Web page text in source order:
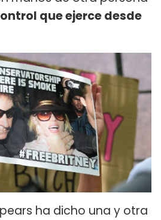
que ejerce desde
ha dicho una y otra